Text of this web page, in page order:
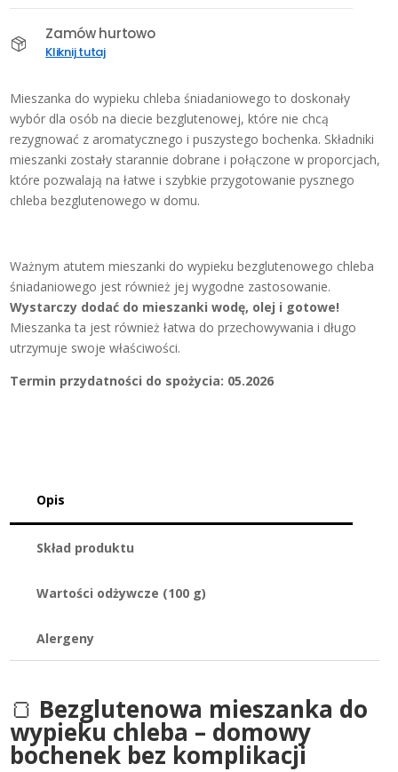
śniadaniowego
bezglutenowa
1
Zamów hurtowo
Kliknij tutaj
Mieszanka do wypieku chleba śniadaniowego to doskonały
wybór dla osób na diecie bezglutenowej, które nie chcą
rezygnować z aromatycznego i puszystego bochenka. Składniki
mieszanki zostały starannie dobrane i połączone w proporcjach,
które pozwalają na łatwe i szybkie przygotowanie pysznego
chleba bezglutenowego w domu.
Ważnym atutem mieszanki do wypieku bezglutenowego chleba
śniadaniowego jest również jej wygodne zastosowanie.
Wystarczy dodać do mieszanki wodę, olej i gotowe!
Mieszanka ta jest również łatwa do przechowywania i długo
utrzymuje swoje właściwości.
Termin przydatności do spożycia: 05.2026
Opis
Skład produktu
Wartości odżywcze (100 g)
Alergeny
🍞 Bezglutenowa mieszanka do
wypieku chleba – domowy
bochenek bez komplikacji